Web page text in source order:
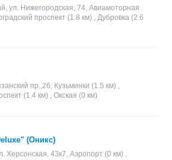
ул. Нижегородская, 74, Авиамоторная
проспект (1.8 км) , Дубровка (2.6
пр.,26, Кузьминки (1.5 км) ,
(1.4 км) , Окская (0 км)
(Оникс)
Херсонская, 43к7, Аэропорт (0 км) ,